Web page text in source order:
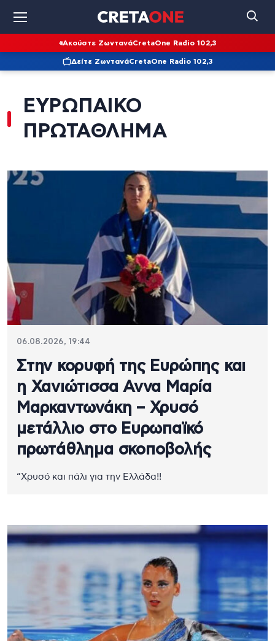
Ακούστε ΖωντανάCretaOne Radio 102,3
Δείτε ΖωντανάCretaOne Radio 102,3
ΕΥΡΩΠΑΙΚΟ
ΠΡΩΤΑΘΛΗΜΑ
06.08.2026, 19:44
Στην κορυφή της Ευρώπης και
η Χανιώτισσα Αννα Μαρία
Μαρκαντωνάκη – Χρυσό
μετάλλιο στο Ευρωπαϊκό
πρωτάθλημα σκοποβολής
“Χρυσό και πάλι για την Ελλάδα!!